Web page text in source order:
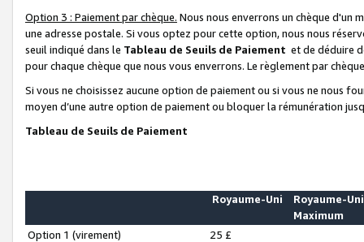
Option 3 : Paiement par chèque. Nous nous enverrons un chèque d'un
une adresse postale. Si vous optez pour cette option, nous nous
seuil indiqué dans le Tableau de Seuils de Paiement et de déduire
pour chaque chèque que nous vous enverrons. Le règlement par
Si vous ne choisissez aucune option de paiement ou si vous ne nous
moyen d’une autre option de paiement ou bloquer la rémunération
Tableau de Seuils de Paiement
Royaume-Uni
Royaume-Uni
Maximum
Option 1 (virement)
25 £